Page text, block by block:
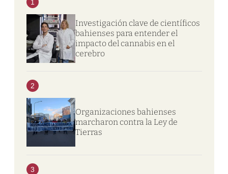
1
Investigación clave de científicos
bahienses para entender el
impacto del cannabis en el
cerebro
2
Organizaciones bahienses
marcharon contra la Ley de
Tierras
3